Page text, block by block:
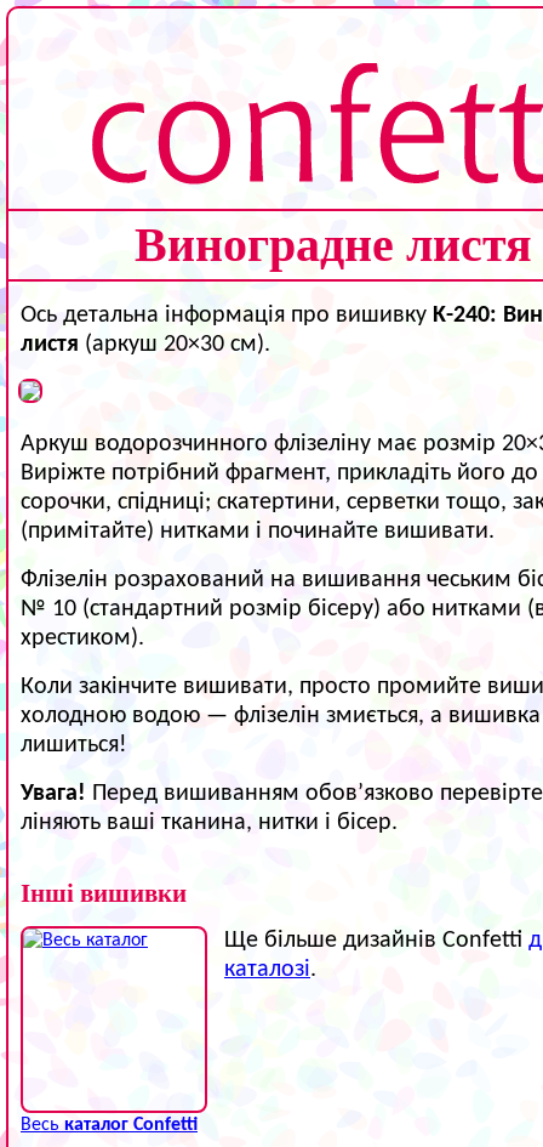
Виноградне листя
Ось детальна інформація про вишивку K-240:
листя (аркуш 20×30 см).
Аркуш водорозчинного флізеліну має розмір
Виріжте потрібний фрагмент, прикладіть його до
сорочки, спідниці; скатертини, серветки тощо,
(примітайте) нитками і починайте вишивати.
Флізелін розрахований на вишивання чеським
№ 10 (стандартний розмір бісеру) або нитками
хрестиком).
Коли закінчите вишивати, просто промийте
холодною водою — флізелін змиється, а вишивка
лишиться!
Увага! Перед вишиванням обов’язково
ліняють ваші тканина, нитки і бісер.
Інші вишивки
Весь каталог Confetti
Ще більше дизайнів Confetti
каталозі.